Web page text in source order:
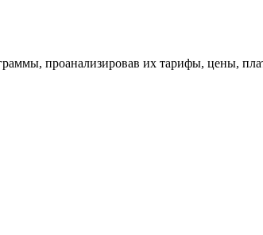
проанализировав их тарифы, цены,